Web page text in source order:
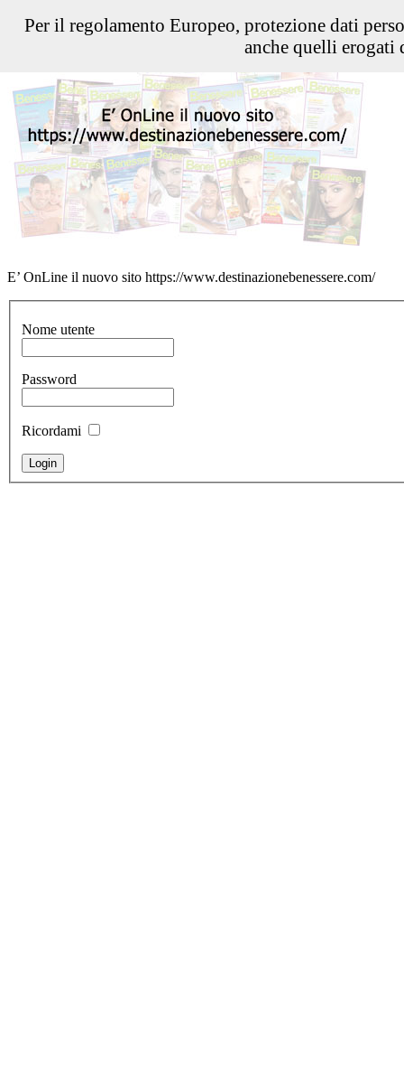
E’ OnLine il nuovo sito https://www.destinazionebenessere.com/
Nome utente
Password
Ricordami
Per il regolamento Europeo, protezione dati
anche quelli erogati